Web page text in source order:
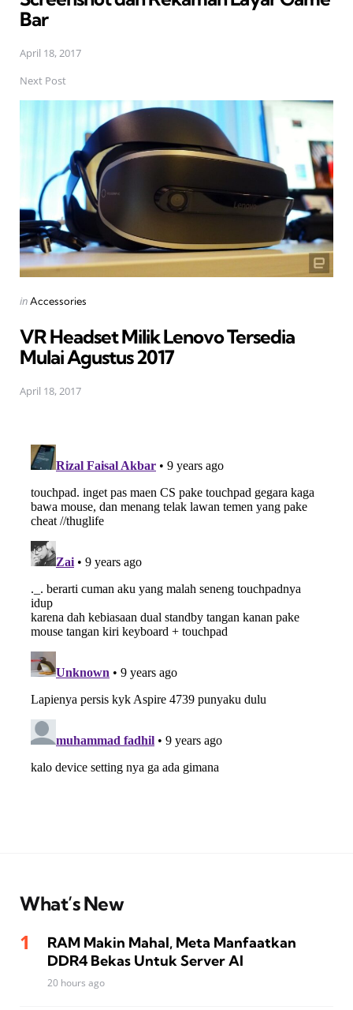
Bar
April 18, 2017
Next Post
Posted
inAccessories
VR Headset Milik Lenovo Tersedia
Mulai Agustus 2017
April 18, 2017
What’s New
RAM Makin Mahal, Meta Manfaatkan
DDR4 Bekas Untuk Server AI
20 hours ago